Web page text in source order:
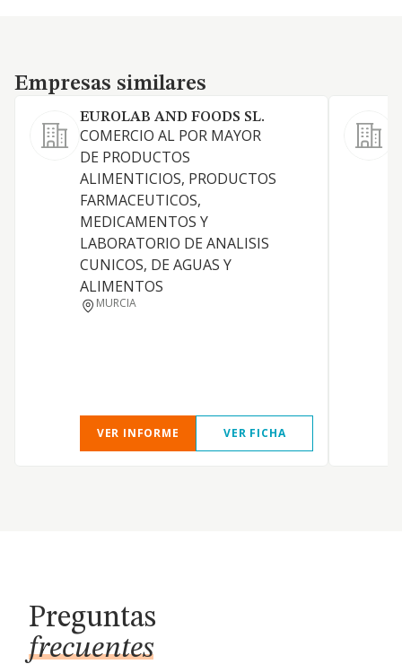
Empresas similares
Empresas similares
EUROLAB AND FOODS SL.
COMERCIO AL POR MAYOR
DE PRODUCTOS
ALIMENTICIOS, PRODUCTOS
FARMACEUTICOS,
MEDICAMENTOS Y
LABORATORIO DE ANALISIS
CUNICOS, DE AGUAS Y
ALIMENTOS
MURCIA
VER INFORME VER FICHA
Preguntas
frecuentes